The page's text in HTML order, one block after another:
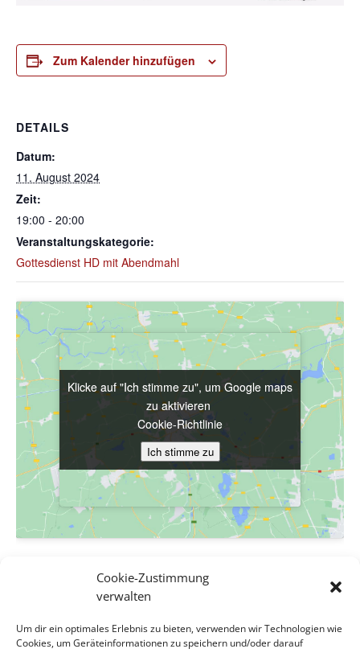
Cookie-Zustimmung
verwalten
Um dir ein optimales Erlebnis zu bieten, verwenden wir Technologien wie
Cookies, um Geräteinformationen zu speichern und/oder darauf
Zum Kalender hinzufügen
DETAILS
Datum:
11. August 2024
Zeit:
19:00 - 20:00
Veranstaltungskategorie:
Gottesdienst HD mit Abendmahl
Evang. Pfarrgemeinde A.B. Wien-Hetzendorf
Wien, Wien 1120 Österreich Google Karte anzeigen
Klicke auf "Ich stimme zu", um Google maps
zu aktivieren
Cookie-Richtlinie
Ich stimme zu
Klicke auf "Ich stimme zu", um Google maps
zu aktivieren
Cookie-Richtlinie
Ich stimme zu